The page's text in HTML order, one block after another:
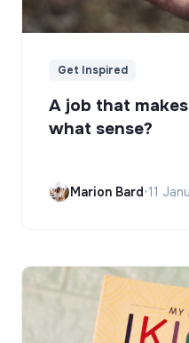
Get Inspired
A job that
what sense?
Marion Bard•11